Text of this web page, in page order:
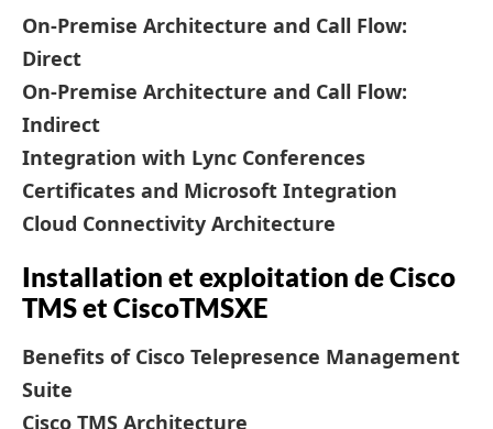
On-Premise Architecture and Call Flow:
Direct
On-Premise Architecture and Call Flow:
Indirect
Integration with Lync Conferences
Certificates and Microsoft Integration
Cloud Connectivity Architecture
Installation et exploitation de Cisco
TMS et CiscoTMSXE
Benefits of Cisco Telepresence Management
Suite
Cisco TMS Architecture